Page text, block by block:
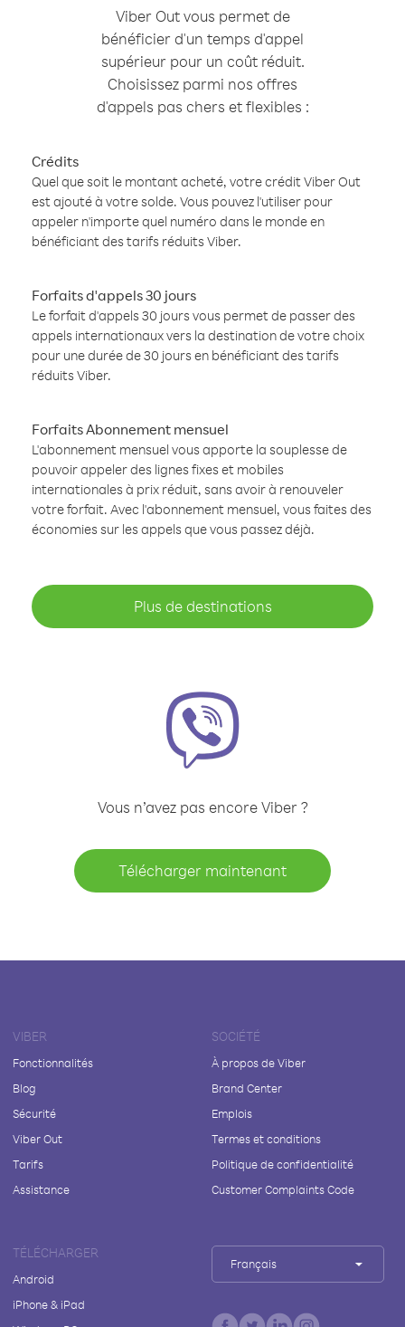
Viber Out vous permet de
bénéficier d'un temps d'appel
supérieur pour un coût réduit.
Choisissez parmi nos offres
d'appels pas chers et flexibles :
Crédits
Quel que soit le montant acheté, votre crédit Viber Out
est ajouté à votre solde. Vous pouvez l'utiliser pour
appeler n'importe quel numéro dans le monde en
bénéficiant des tarifs réduits Viber.
Forfaits d'appels 30 jours
Le forfait d'appels 30 jours vous permet de passer des
appels internationaux vers la destination de votre choix
pour une durée de 30 jours en bénéficiant des tarifs
réduits Viber.
Forfaits Abonnement mensuel
L'abonnement mensuel vous apporte la souplesse de
pouvoir appeler des lignes fixes et mobiles
internationales à prix réduit, sans avoir à renouveler
votre forfait. Avec l'abonnement mensuel, vous faites des
économies sur les appels que vous passez déjà.
Plus de destinations
Vous n’avez pas encore Viber ?
Télécharger maintenant
VIBER
Fonctionnalités
Blog
Sécurité
Viber Out
Tarifs
Assistance
SOCIÉTÉ
À propos de Viber
Brand Center
Emplois
Termes et conditions
Politique de confidentialité
Customer Complaints Code
TÉLÉCHARGER
Android
iPhone & iPad
Français